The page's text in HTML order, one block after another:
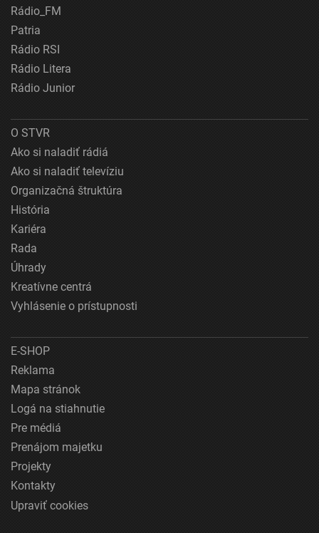
Rádio_FM
Patria
Rádio RSI
Rádio Litera
Rádio Junior
O STVR
Ako si naladiť rádiá
Ako si naladiť televíziu
Organizačná štruktúra
História
Kariéra
Rada
Úhrady
Kreatívne centrá
Vyhlásenie o prístupnosti
E-SHOP
Reklama
Mapa stránok
Logá na stiahnutie
Pre médiá
Prenájom majetku
Projekty
Kontakty
Upraviť cookies